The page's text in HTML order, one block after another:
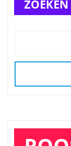
ZOEKEN